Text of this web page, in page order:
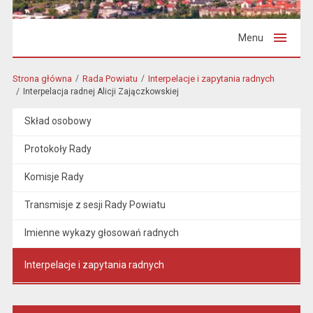
Menu
Strona główna Rada Powiatu Interpelacje i zapytania radnych
Interpelacja radnej Alicji Zajączkowskiej
Skład osobowy
Protokoły Rady
Komisje Rady
Transmisje z sesji Rady Powiatu
Imienne wykazy głosowań radnych
Interpelacje i zapytania radnych